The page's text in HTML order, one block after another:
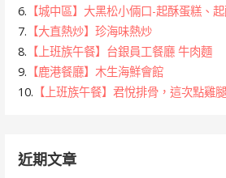
6. 【城中區】大黑松小倆口-起酥蛋糕、
7. 【大直熱炒】珍海味熱炒
8. 【上班族午餐】台銀員工餐廳 牛肉麵
9. 【鹿港餐廳】木生海鮮會館
10. 【上班族午餐】君悅排骨，這次點雞
近期文章